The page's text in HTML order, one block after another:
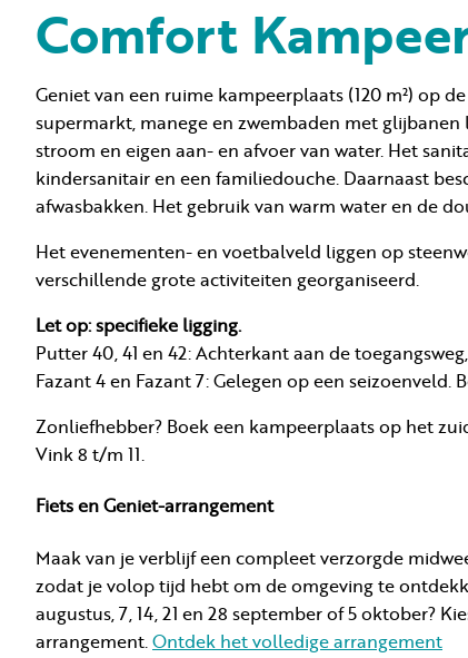
Comfort
Geniet van een ruime kampeerplaats (120 m²) op
supermarkt, manege en zwembaden met
stroom en eigen aan- en afvoer van water. Het
kindersanitair en een familiedouche. Daarnaast
afwasbakken. Het gebruik van warm water en de
Het evenementen- en voetbalveld liggen op
verschillende grote activiteiten georganiseerd.
Let op: specifieke ligging.
Putter 40, 41 en 42: Achterkant aan de
Fazant 4 en Fazant 7: Gelegen op een
Zonliefhebber? Boek een kampeerplaats op het
Vink 8 t/m 11.
Fiets en Geniet-arrangement
Maak van je verblijf een compleet verzorgde
zodat je volop tijd hebt om de omgeving te
augustus, 7, 14, 21 en 28 september of 5 oktober?
arrangement. Ontdek het volledige arrangement